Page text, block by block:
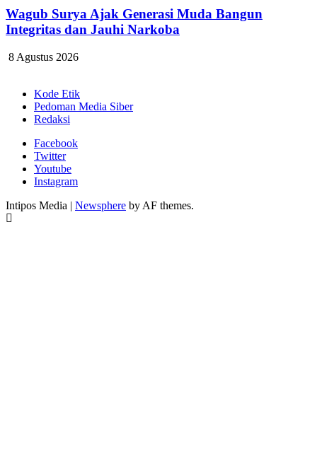
Wagub Surya Ajak Generasi Muda Bangun
Integritas dan Jauhi Narkoba
8 Agustus 2026
Kode Etik
Pedoman Media Siber
Redaksi
Facebook
Twitter
Youtube
Instagram
Intipos Media | Newsphere by AF themes.